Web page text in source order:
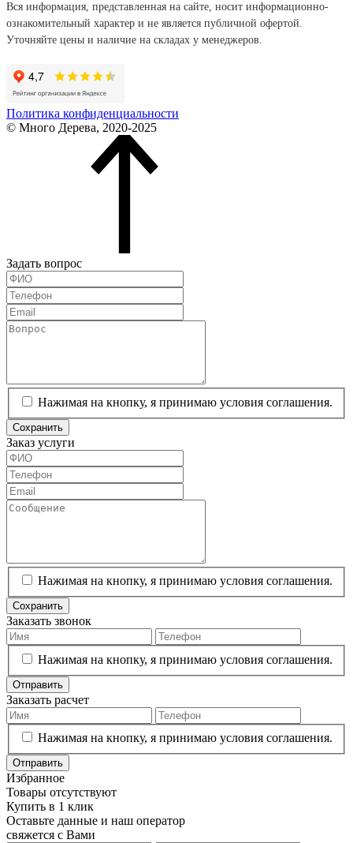
Вся информация, представленная на сайте, носит информационно-
ознакомительный характер и не является публичной офертой.
Уточняйте цены и наличие на складах у менеджеров.
Политика конфиденциальности
© Много Дерева, 2020-2025
Задать вопрос
Нажимая на кнопку, я принимаю условия соглашения.
Сохранить
Заказ услуги
Нажимая на кнопку, я принимаю условия соглашения.
Сохранить
Заказать звонок
Нажимая на кнопку, я принимаю условия соглашения.
Отправить
Заказать расчет
Нажимая на кнопку, я принимаю условия соглашения.
Отправить
Избранное
Товары отсутствуют
Купить в 1 клик
Оставьте данные и наш оператор
свяжется с Вами